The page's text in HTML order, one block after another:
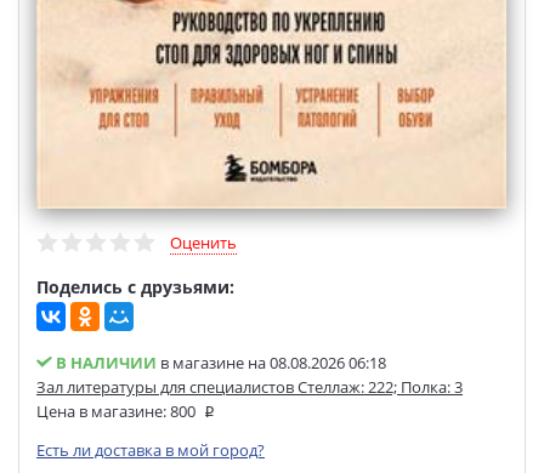
Оценить
Поделись с друзьями:
В НАЛИЧИИ в магазине на 08.08.2026 06:18
Зал литературы для специалистов Стеллаж: 222; Полка: 3
Цена в магазине:800
Есть ли доставка в мой город?